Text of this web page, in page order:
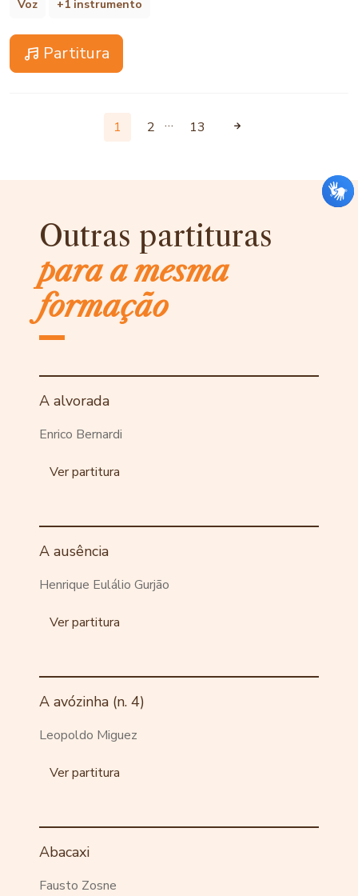
Voz +1 instrumento
Partitura
1 2 … 13
Outras partituras
para a mesma
formação
A alvorada
Enrico Bernardi
Ver partitura
A ausência
Henrique Eulálio Gurjão
Ver partitura
A avózinha (n. 4)
Leopoldo Miguez
Ver partitura
Abacaxi
Fausto Zosne